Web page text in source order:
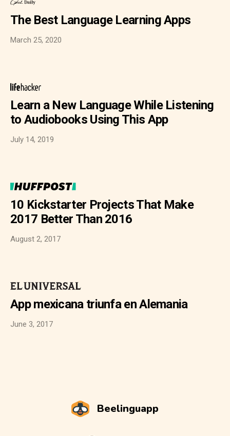
The Best Language Learning Apps
March 25, 2020
Learn a New Language While Listening
to Audiobooks Using This App
July 14, 2019
10 Kickstarter Projects That Make
2017 Better Than 2016
August 2, 2017
App mexicana triunfa en Alemania
June 3, 2017
Beelinguapp